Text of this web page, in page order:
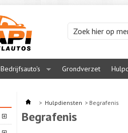
Bedrijfsauto's Grondverzet
> Hulpdiensten > Begrafenis
Begrafenis